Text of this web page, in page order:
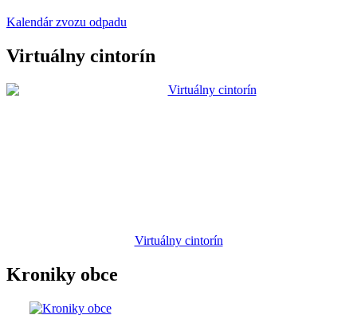
Kalendár zvozu odpadu
Virtuálny cintorín
Virtuálny cintorín
Kroniky obce